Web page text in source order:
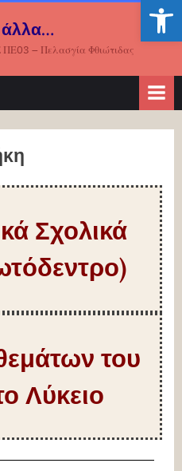
άλλα…
– Πελασγία Φθιώτιδας
Σχολικά
του
Λύκειο